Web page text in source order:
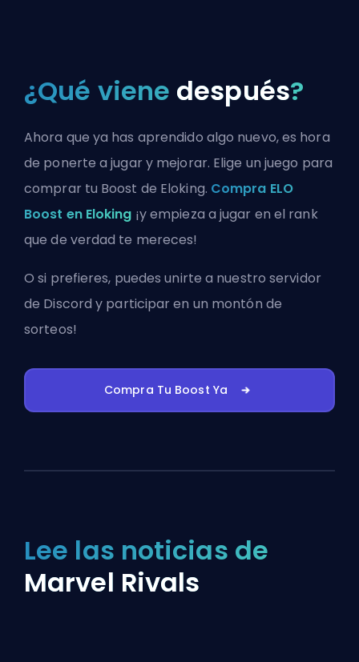
¿Qué viene después?
Ahora que ya has aprendido algo nuevo, es hora
de ponerte a jugar y mejorar. Elige un juego para
comprar tu Boost de Eloking. Compra ELO
Boost en Eloking ¡y empieza a jugar en el rank
que de verdad te mereces!
O si prefieres, puedesunirte a nuestro servidor
de Discord y participar en un montón de
sorteos!
Compra Tu Boost Ya
Lee las noticias de
Marvel Rivals